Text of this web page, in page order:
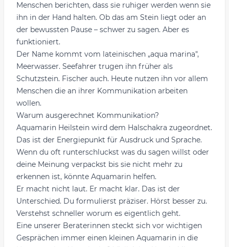
Menschen berichten, dass sie ruhiger werden wenn sie
ihn in der Hand halten. Ob das am Stein liegt oder an
der bewussten Pause – schwer zu sagen. Aber es
funktioniert.
Der Name kommt vom lateinischen „aqua marina",
Meerwasser. Seefahrer trugen ihn früher als
Schutzstein. Fischer auch. Heute nutzen ihn vor allem
Menschen die an ihrer Kommunikation arbeiten
wollen.
Warum ausgerechnet Kommunikation?
Aquamarin Heilstein wird dem Halschakra zugeordnet.
Das ist der Energiepunkt für Ausdruck und Sprache.
Wenn du oft runterschluckst was du sagen willst oder
deine Meinung verpackst bis sie nicht mehr zu
erkennen ist, könnte Aquamarin helfen.
Er macht nicht laut. Er macht klar. Das ist der
Unterschied. Du formulierst präziser. Hörst besser zu.
Verstehst schneller worum es eigentlich geht.
Eine unserer Beraterinnen steckt sich vor wichtigen
Gesprächen immer einen kleinen Aquamarin in die